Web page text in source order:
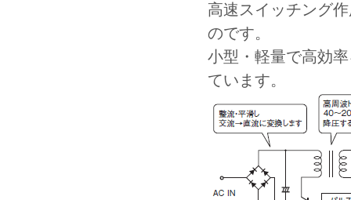
高速スイッチング
のです。
小型・軽量で高効
ています。